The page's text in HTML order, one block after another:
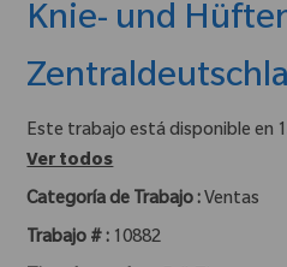
Knie- und
Este trabajo está disponible en
Ver todos
Categoría de Trabajo : Ventas
Trabajo # : 10882